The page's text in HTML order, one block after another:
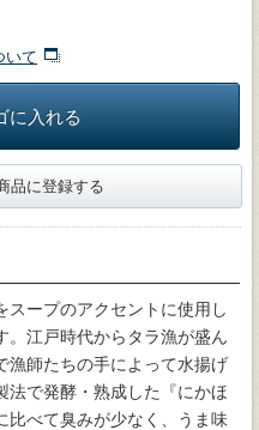
いて
に入れる
品に登録する
スープのアクセントに使用し
。江戸時代からタラ漁が盛ん
漁師たちの手によって水揚げ
法で発酵・熟成した『にかほ
比べて臭みが少なく、うま味